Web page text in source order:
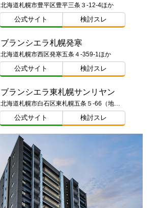
北海道札幌市豊平区豊平三条３-12-4ほか
公式サイト 検討スレ
ブランシエラ札幌発寒
北海道札幌市西区発寒五条４-359-1ほか
公式サイト 検討スレ
ブランシエラ東札幌サンリヤン
北海道札幌市白石区東札幌五条５-66（地番）
公式サイト 検討スレ